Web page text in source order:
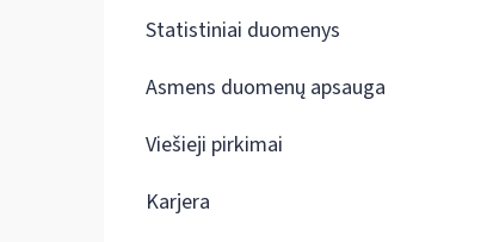
Statistiniai duomenys
Asmens duomenų apsauga
Viešieji pirkimai
Karjera